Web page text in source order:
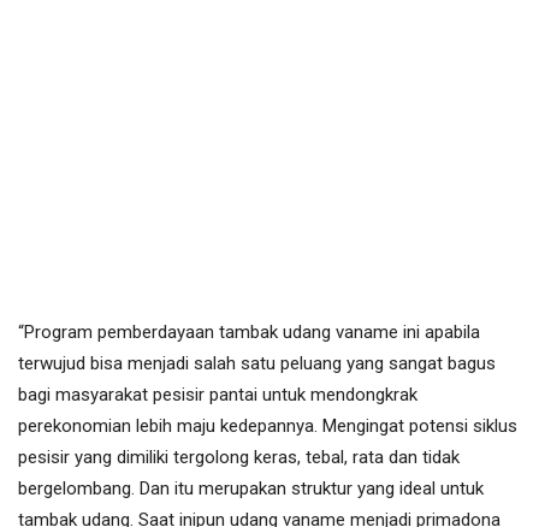
“Program pemberdayaan tambak udang vaname ini apabila
terwujud bisa menjadi salah satu peluang yang sangat bagus
bagi masyarakat pesisir pantai untuk mendongkrak
perekonomian lebih maju kedepannya. Mengingat potensi siklus
pesisir yang dimiliki tergolong keras, tebal, rata dan tidak
bergelombang. Dan itu merupakan struktur yang ideal untuk
tambak udang. Saat inipun udang vaname menjadi primadona